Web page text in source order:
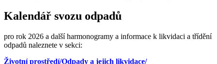
Kalendář svozu odpadů
pro rok 2026 a další harmonogramy a informace k likvidaci a třídění
odpadů naleznete v sekci:
Životní prostředí/Odpady a jejich likvidace/